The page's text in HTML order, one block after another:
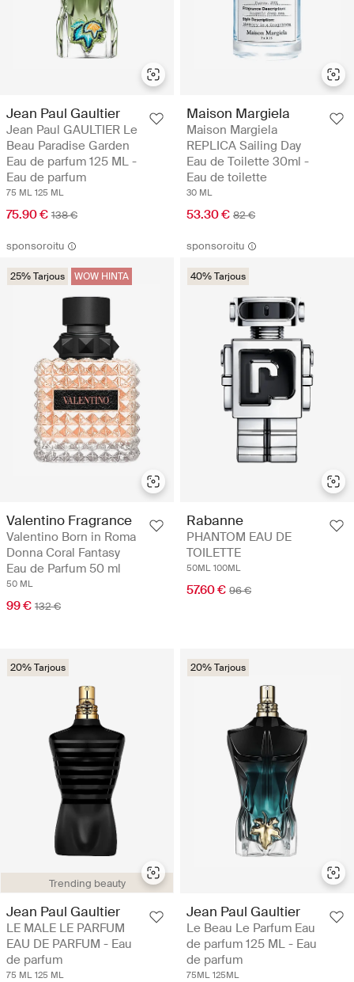
Jean Paul Gaultier
Jean Paul GAULTIER Le
Beau Paradise Garden
Eau de parfum 125 ML -
Eau de parfum
75 ML 125 ML
75.90 € 138 €
Maison Margiela
Maison Margiela
REPLICA Sailing Day
Eau de Toilette 30ml -
Eau de toilette
30 ML
53.30 € 82 €
sponsoroitu
25% Tarjous WOW HINTA
Valentino Fragrance
Valentino Born in Roma
Donna Coral Fantasy
Eau de Parfum 50 ml
50 ML
99 € 132 €
sponsoroitu
40% Tarjous
Rabanne
PHANTOM EAU DE
TOILETTE
50ML 100ML
57.60 € 96 €
Trending beauty
20% Tarjous
Jean Paul Gaultier
LE MALE LE PARFUM
EAU DE PARFUM - Eau
de parfum
75 ML 125 ML
20% Tarjous
Jean Paul Gaultier
Le Beau Le Parfum Eau
de parfum 125 ML - Eau
de parfum
75ML 125ML